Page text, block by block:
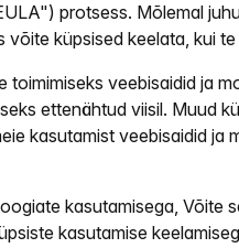
protsess. Mõlemal
küpsised keelata, kui
veebisaidid ja
ettenähtud viisil. Muud
kasutamist veebisaidid
kasutamisega, Võite
kasutamise